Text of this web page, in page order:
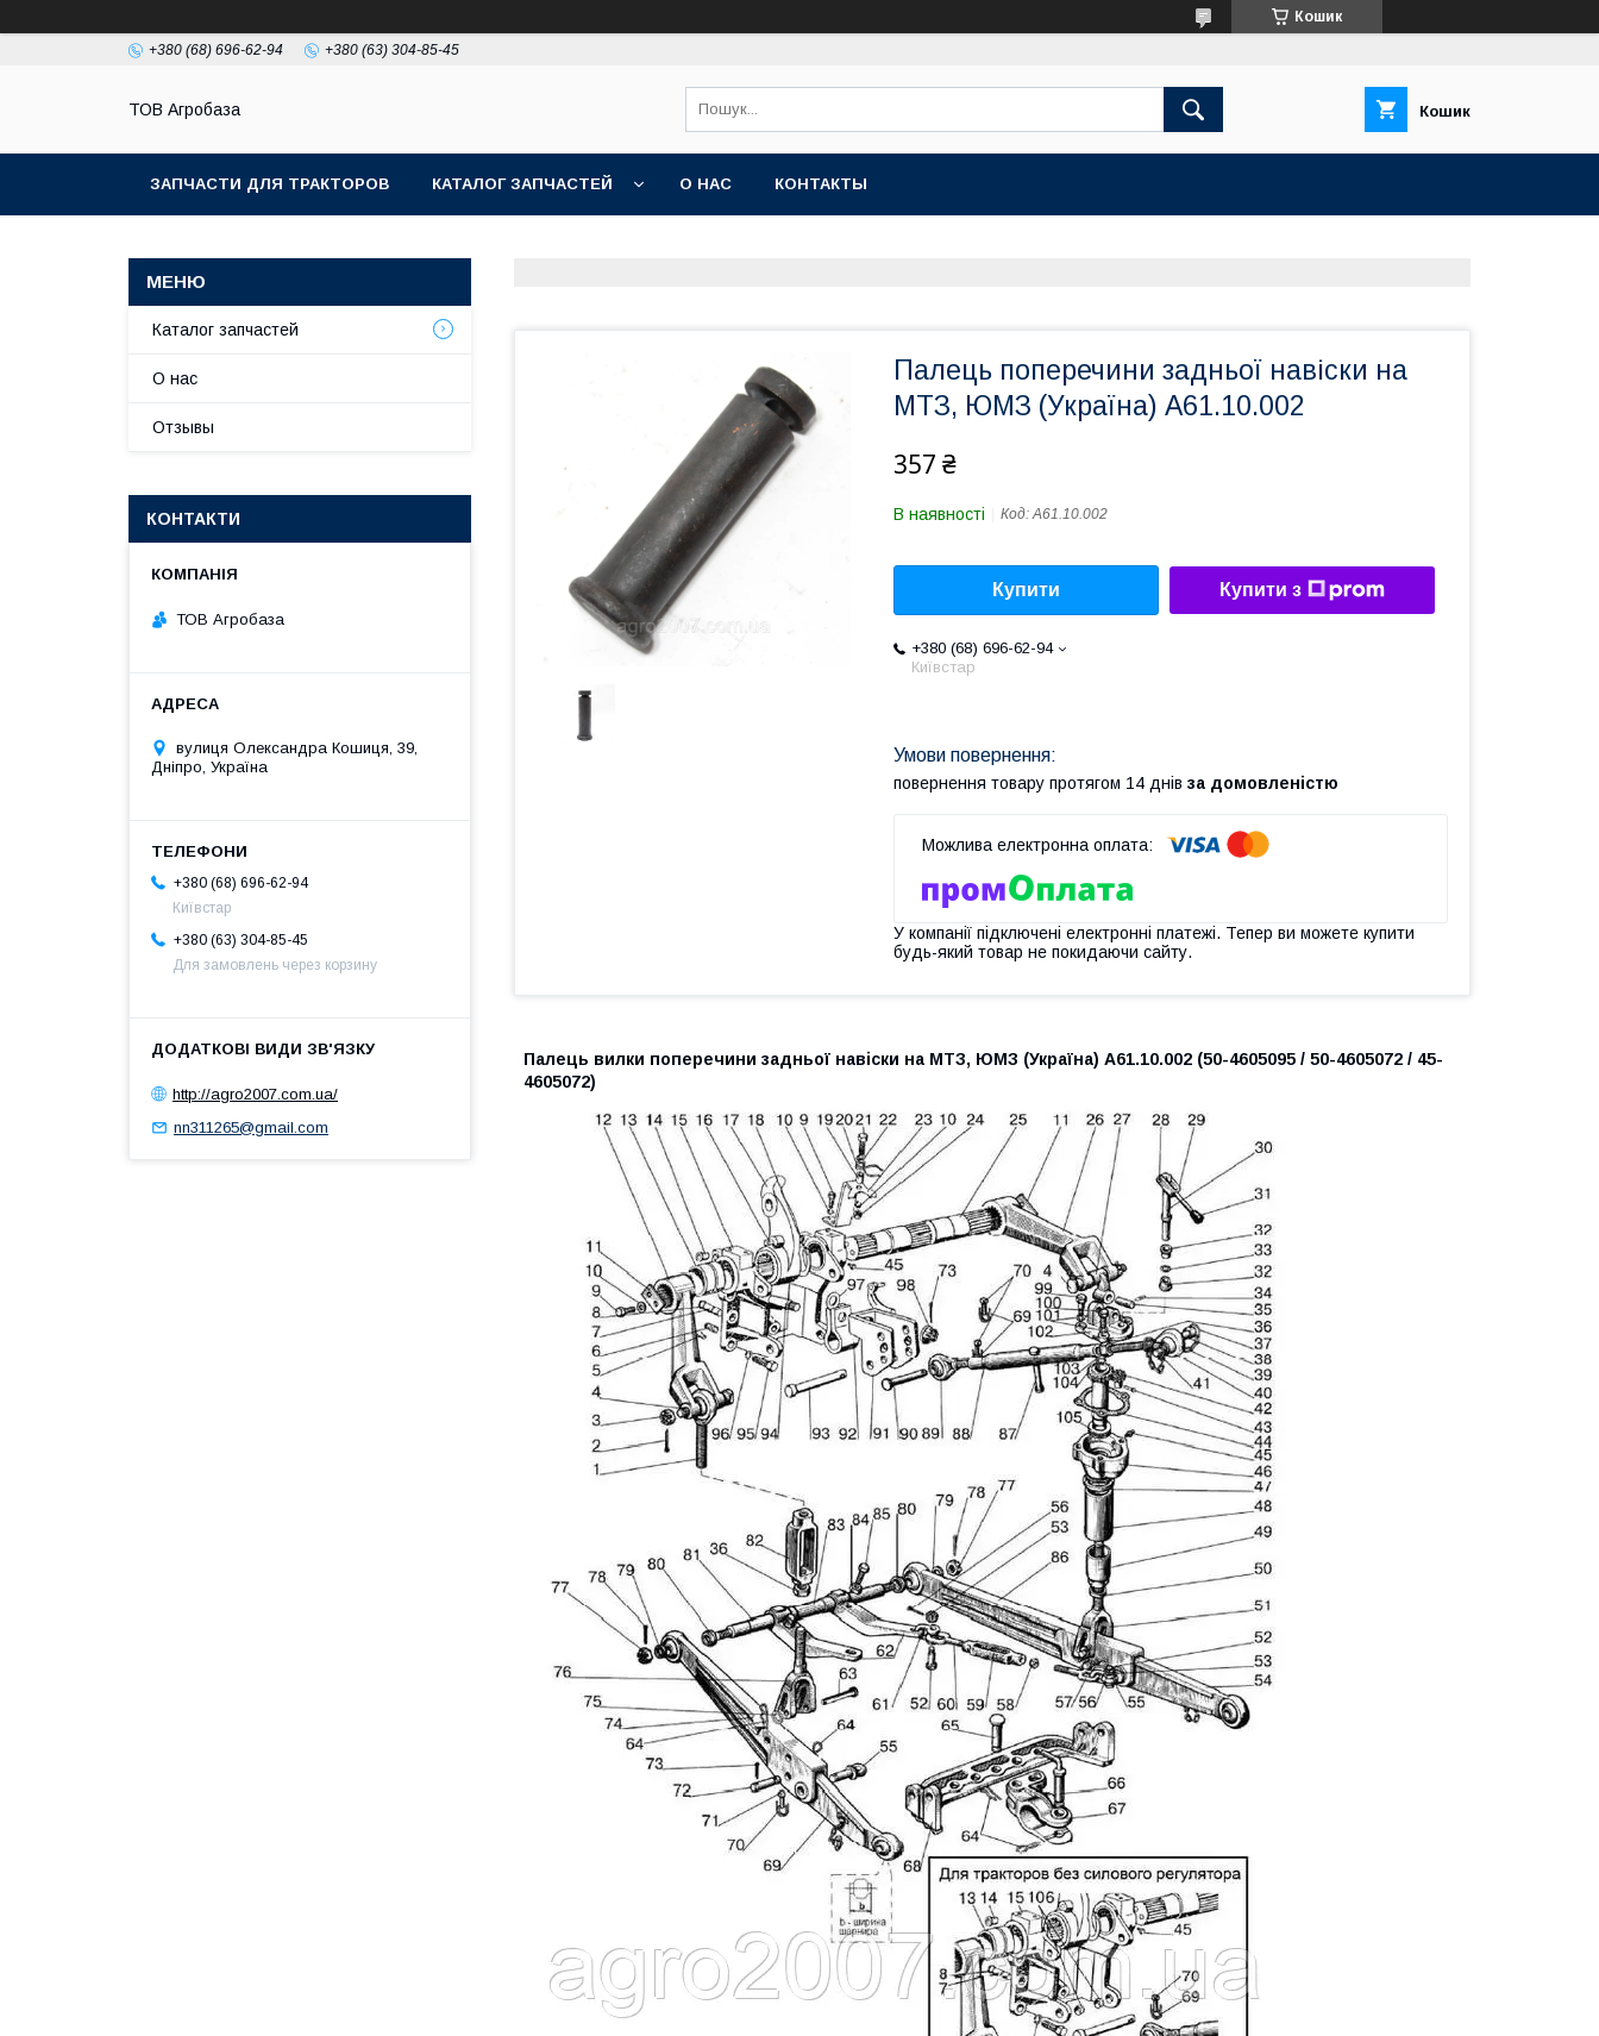
Кошик
+380 (68) 696-62-94 +380 (63) 304-85-45
ТОВ Агробаза Кошик
ЗАПЧАСТИ ДЛЯ ТРАКТОРОВ КАТАЛОГ ЗАПЧАСТЕЙ О НАС КОНТАКТЫ
Палець поперечини задньої навіски на
МТЗ, ЮМЗ (Україна) А61.10.002
357 ₴
В наявності Код:А61.10.002
Купити Купити з
+380 (68) 696-62-94
Київстар
повернення товару протягом 14 днів за домовленістю
У компанії підключені електронні платежі. Тепер ви можете купити
будь-який товар не покидаючи сайту.
Палець вилки поперечини задньої навіски на МТЗ, ЮМЗ (Україна) А61.10.002 (50-4605095 / 50-4605072 / 45-
4605072)
Каталог запчастей
О нас
Отзывы
КОНТАКТИ
ТОВ Агробаза
вулиця Олександра Кошиця, 39,
Дніпро, Україна
+380 (68) 696-62-94
Київстар
+380 (63) 304-85-45
Для замовлень через корзину
http://agro2007.com.ua/
nn311265@gmail.com